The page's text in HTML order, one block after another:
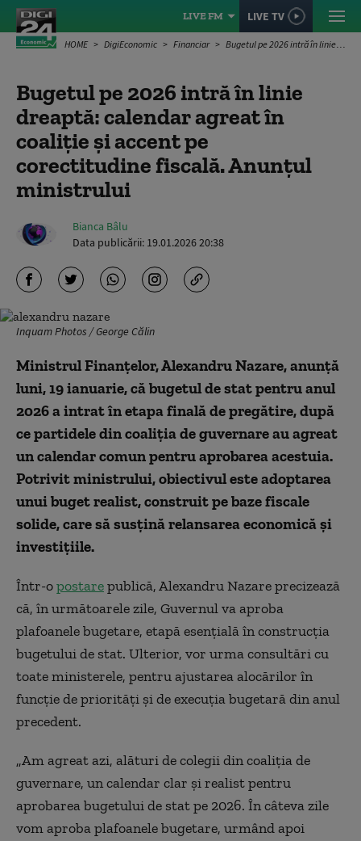
LIVE FM LIVE TV
HOME DigiEconomic Financiar Bugetul pe 2026 intră în linie dreaptă: calendar agreat în coaliție și accent pe corectitudine fiscală. Anunțul ministrului
Bugetul pe 2026 intră în linie
dreaptă: calendar agreat în
coaliție și accent pe
corectitudine fiscală. Anunțul
ministrului
Bianca Bâlu
Data publicării: 19.01.2026 20:38
Inquam Photos / George Călin
Ministrul Finanțelor, Alexandru Nazare, anunță
luni, 19 ianuarie, că bugetul de stat pentru anul
2026 a intrat în etapa finală de pregătire, după
ce partidele din coaliția de guvernare au agreat
un calendar comun pentru aprobarea acestuia.
Potrivit ministrului, obiectivul este adoptarea
unui buget realist, construit pe baze fiscale
solide, care să susțină relansarea economică și
investițiile.
Într-opostarepublică, Alexandru Nazare precizează
că, în următoarele zile, Guvernul va aproba
plafoanele bugetare, etapă esențială în construcția
bugetului de stat. Ulterior, vor urma consultări cu
toate ministerele, pentru ajustarea alocărilor în
funcție de priorități și de execuția bugetară din anul
precedent.
„Am agreat azi, alături de colegii din coaliția de
guvernare, un calendar clar și realist pentru
aprobarea bugetului de stat pe 2026. În câteva zile
vom aproba plafoanele bugetare, urmând apoi